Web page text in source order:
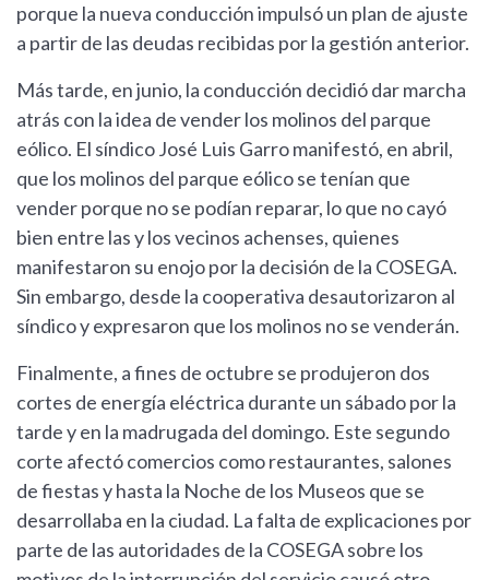
porque la nueva conducción impulsó un plan de ajuste
a partir de las deudas recibidas por la gestión anterior.
Más tarde, en junio, la conducción decidió dar marcha
atrás con la idea de vender los molinos del parque
eólico. El síndico José Luis Garro manifestó, en abril,
que los molinos del parque eólico se tenían que
vender porque no se podían reparar, lo que no cayó
bien entre las y los vecinos achenses, quienes
manifestaron su enojo por la decisión de la COSEGA.
Sin embargo, desde la cooperativa desautorizaron al
síndico y expresaron que los molinos no se venderán.
Finalmente, a fines de octubre se produjeron dos
cortes de energía eléctrica durante un sábado por la
tarde y en la madrugada del domingo. Este segundo
corte afectó comercios como restaurantes, salones
de fiestas y hasta la Noche de los Museos que se
desarrollaba en la ciudad. La falta de explicaciones por
parte de las autoridades de la COSEGA sobre los